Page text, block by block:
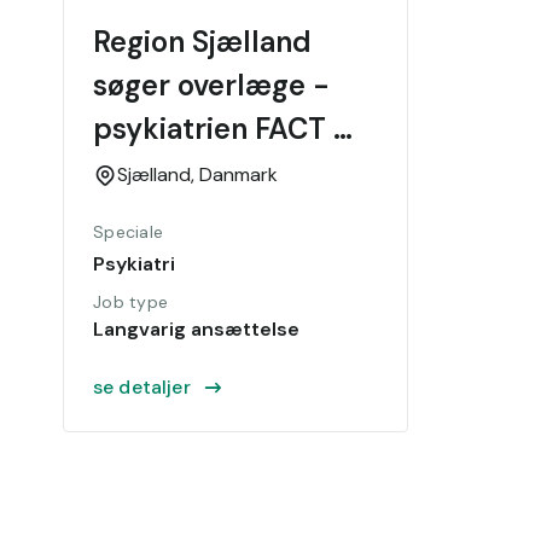
Region Sjælland
søger overlæge -
psykiatrien FACT
team A
Sjælland,Danmark
Speciale
Psykiatri
Job type
Langvarig ansættelse
se detaljer